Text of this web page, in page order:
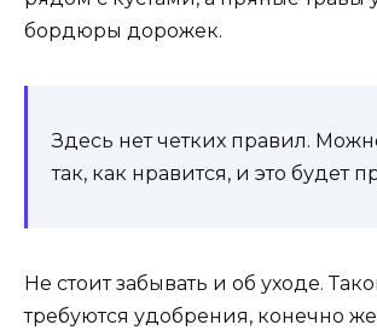
бордюры дорожек.
Здесь нет четких правил.
так, как нравится, и это будет
Не стоит забывать и об уходе.
требуются удобрения, конечно